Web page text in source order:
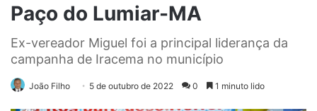
Paço do Lumiar-MA
Ex-vereador Miguel foi a principal liderança da
campanha de Iracema no município
João Filho 5 de outubro de 2022 0 1 minuto lido